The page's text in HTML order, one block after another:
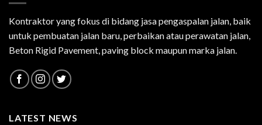
Kontraktor yang fokus di bidang jasa pengaspalan jalan, baik
untuk pembuatan jalan baru, perbaikan atau perawatan jalan,
Beton Rigid Pavement, paving block maupun marka jalan.
LATEST NEWS